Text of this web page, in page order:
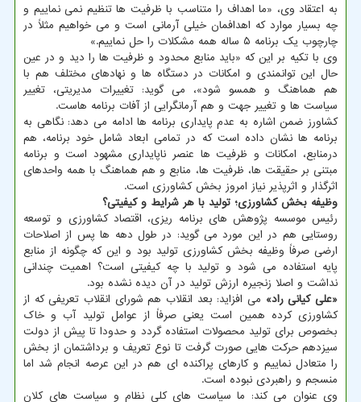
به اعتقاد وی، «ما اهداف را متناسب با ظرفیت ها تنظیم نمی نماییم و
چه بسیار موارد که اهدافمان خیلی آرمانی است و می خواهیم مثلاً در
چارچوب یک برنامه ۵ ساله همه مشکلات را حل نماییم.»
وی با تکیه بر این که «باید منابع محدود و ظرفیت ها را دید و در عین
حال این توانمندی و امکانات در دستگاه ها و نهادهای مختلف هم با
هم هماهنگ و همسو شود»، می گوید: تغییرات مدیریتی، تغییر
سیاست ها و تغییر جهت و هم آرمانگرایی از آفات برنامه هاست.
کشاورز ضمن اشاره به عدم پایداری برنامه ها ادامه می دهد: نگاهی به
برنامه ها نشان داده است که در تمامی ابعاد شامل خود برنامه، هم
درمنابع، امکانات و ظرفیت ها عنصر ناپایداری مشهود است و برنامه
مبتنی بر حقیقت ها، ظرفیت ها، منابع و هم هماهنگ با همه واحدهای
اثرگذار و اثرپذیر نیاز امروز بخش کشاورزی است.
وظیفه بخش کشاورزی؛ تولید با هر شرایط و کیفیتی؟
رئیس موسسه پژوهش های برنامه ریزی، اقتصاد کشاورزی و توسعه
روستایی هم در این مورد می گوید: در طول دهه ها پس از اصلاحات
ارضی صرفاً وظیفه بخش کشاورزی تولید بود و این که چگونه از منابع
پایه استفاده می شود و تولید با چه کیفیتی است؟ اهمیت چندانی
نداشت و اصلا زنجیره ارزش تولید در آن دیده نشده بود.
«علی کیانی راد» می افزاید: بعد انقلاب هم شورای انقلاب تعریفی که از
کشاورزی کرده همین است یعنی صرفاً از عوامل تولید آب و خاک
بخصوص برای تولید محصولات استفاده گردد و حدودا تا پیش از دولت
سیزدهم حرکت هایی صورت گرفت تا نوع تعریف و برداشتمان از بخش
را متعادل نماییم و کارهای پراکنده ای هم در این عرصه انجام شد اما
منسجم و راهبردی نبوده است.
وی عنوان می کند: ما سیاست های کلی نظام و سیاست های کلان